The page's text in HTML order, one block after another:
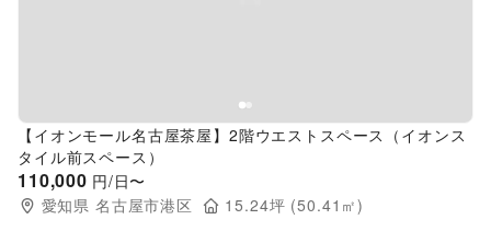
【イオンモール名古屋茶屋】2階ウエストスペース（イオンス
タイル前スペース）
110,000 円/日〜
愛知県 名古屋市港区 15.24坪 (50.41 ㎡)